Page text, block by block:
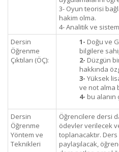
3- Oyun teorisi
hakim olma.
4- Analitik ve
Dersin
Öğrenme
Çıktıları (ÖÇ):
1- Doğu ve
bilgilere
2- Düzgün
hakkında
3- Yüksek
ve not alma
4- bu alanın
Dersin
Öğrenme
Yöntem ve
Teknikleri
Öğrencilere dersi
ödevler verilecek
toplanacaktır.
paylaşılacak,